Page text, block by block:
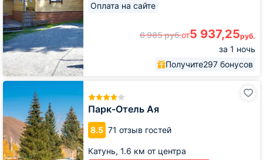
Оплата на сайте
6 985руб.от5 937,25руб.
за 1 ночь
Получите297 бонусов
Парк-Отель Ая
8.5 71 отзыв гостей
Катунь, 1.6 км от центра
Парк-
Отель
Ая